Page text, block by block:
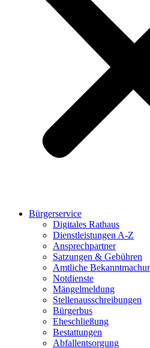
Bürgerservice
Digitales Rathaus
Dienstleistungen A-Z
Ansprechpartner
Satzungen & Gebühren
Amtliche
Notdienste
Mängelmeldung
Stellenausschreibungen
Bürgerbus
Eheschließung
Bestattungen
Abfallentsorgung